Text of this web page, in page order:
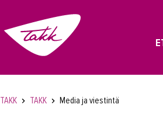
TAKK TAKK Media ja viestintä